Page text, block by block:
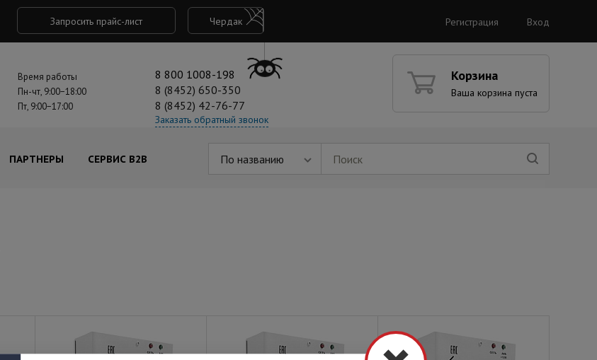
Запросить прайс-лист Чердак Регистрация Вход
Время работы
Пн-чт, 9:00−18:00
Пт, 9:00−17:00
8 800 1008-198
8 (8452) 650-350
8 (8452) 42-76-77
Заказать обратный звонок
Корзина
Ваша корзина пуста
ПАРТНЕРЫ СЕРВИС B2B По названию